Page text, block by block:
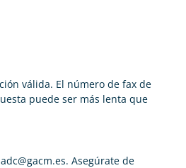
válida. El número de fax de
puede ser más lenta que
. Asegúrate de